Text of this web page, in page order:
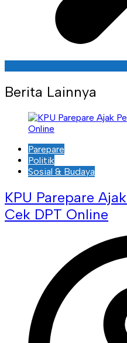
Berita Lainnya
Parepare
Politik
Sosial & Budaya
KPU Parepare
Cek DPT Online